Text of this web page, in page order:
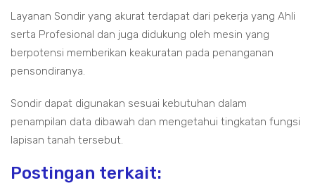
Layanan Sondir yang akurat terdapat dari pekerja yang Ahli
serta Profesional dan juga didukung oleh mesin yang
berpotensi memberikan keakuratan pada penanganan
pensondiranya.
Sondir dapat digunakan sesuai kebutuhan dalam
penampilan data dibawah dan mengetahui tingkatan fungsi
lapisan tanah tersebut.
Postingan terkait: